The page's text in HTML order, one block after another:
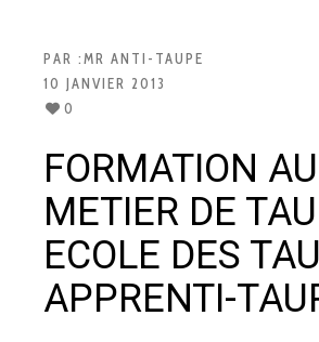
PAR :MR ANTI-TAUPE
10 JANVIER 2013
0
FORMATION AU
METIER DE
ECOLE DES
APPRENTI-